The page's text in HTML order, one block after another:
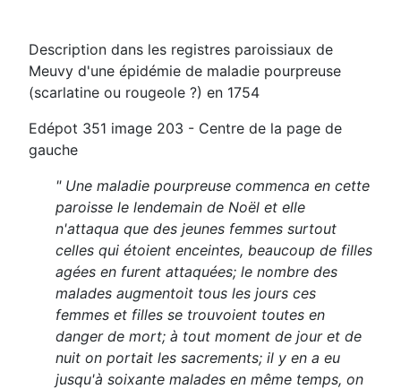
Description dans les registres paroissiaux de
Meuvy d'une épidémie de maladie pourpreuse
(scarlatine ou rougeole ?) en 1754
Edépot 351 image 203 - Centre de la page de
gauche
" Une maladie pourpreuse commenca en cette
paroisse le lendemain de Noël et elle
n'attaqua que des jeunes femmes surtout
celles qui étoient enceintes, beaucoup de filles
agées en furent attaquées; le nombre des
malades augmentoit tous les jours ces
femmes et filles se trouvoient toutes en
danger de mort; à tout moment de jour et de
nuit on portait les sacrements; il y en a eu
jusqu'à soixante malades en même temps, on